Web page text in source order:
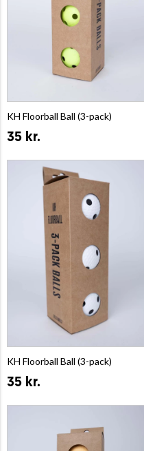
KH Floorball Ball (3-pack)
35 kr.
KH Floorball Ball (3-pack)
35 kr.